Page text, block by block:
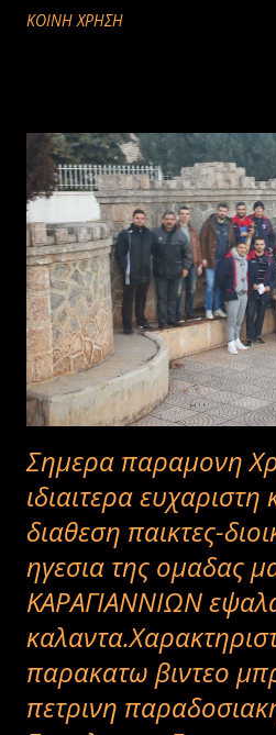
ΚΟΙΝΉ ΧΡΉΣΗ
Σημερα παραμονη
ιδιαιτερα ευχαριστη
διαθεση παικτες-
ηγεσια της ομαδας
ΚΑΡΑΓΙΑΝΝΙΩΝ
παρακατω βιντεο
πετρινη